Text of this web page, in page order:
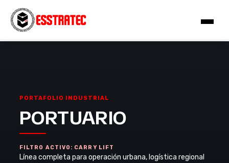
PORTAFOLIO INDUSTRIAL
PORTUARIO
FILTRO ACTIVO: CARRY LIFT
Línea completa para operación urbana, logística regional